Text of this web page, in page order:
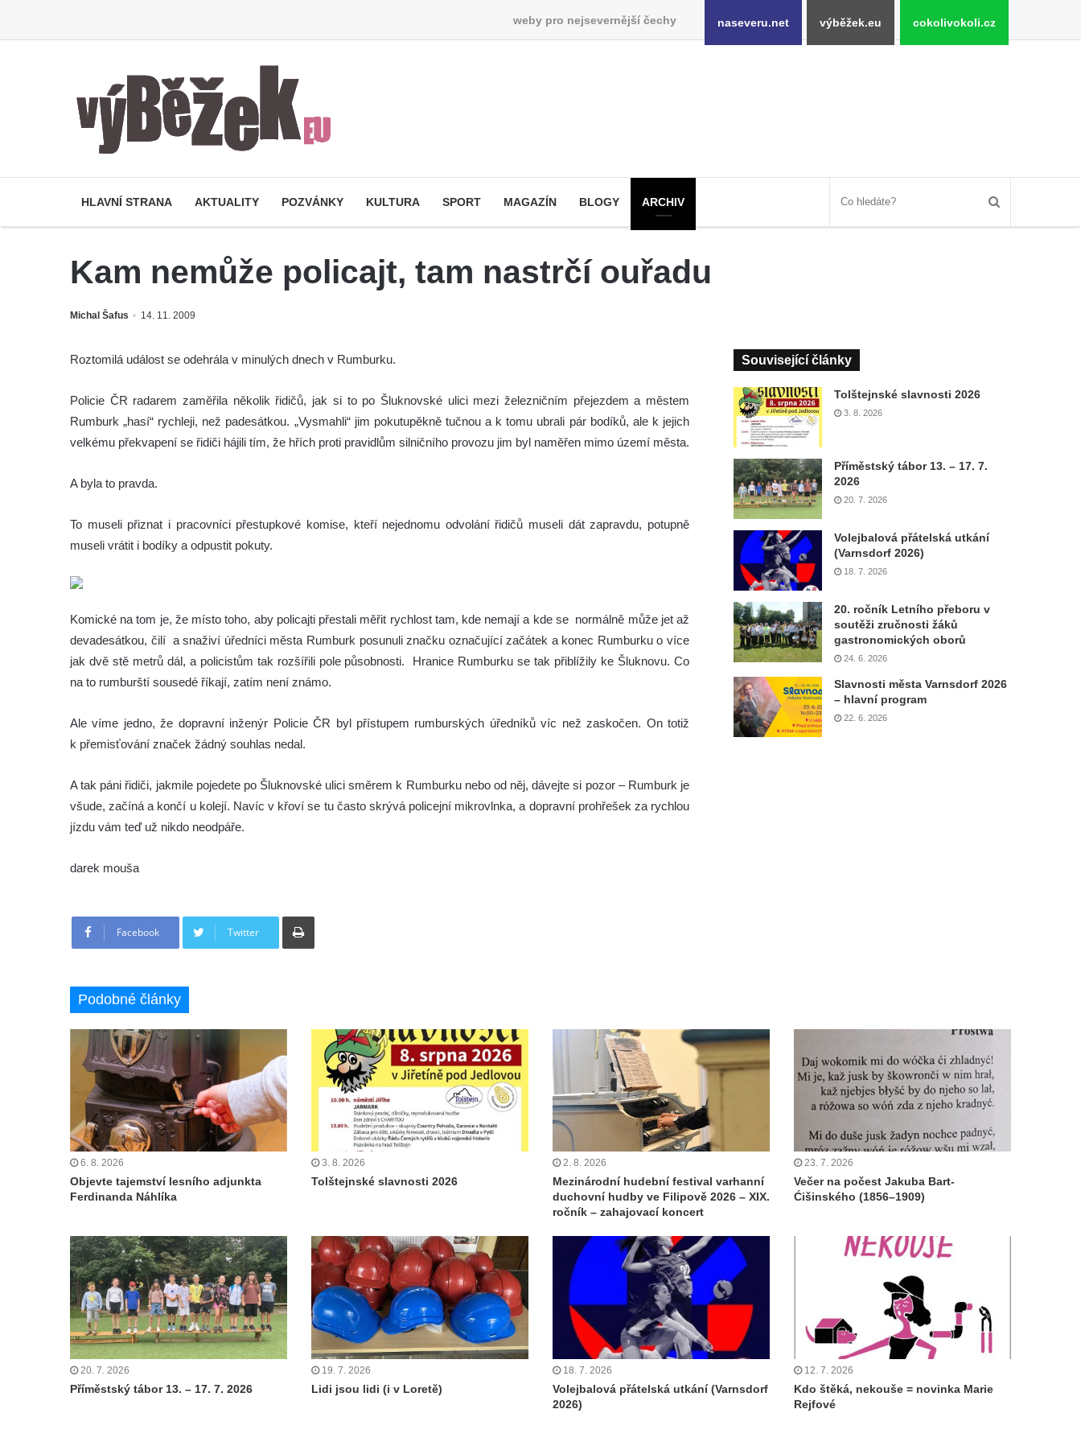
weby pro nejsevernější čechy naseveru.net výběžek.eu cokolivokoli.cz
HLAVNÍ STRANA AKTUALITY POZVÁNKY KULTURA SPORT MAGAZÍN BLOGY ARCHIV
Kam nemůže policajt, tam nastrčí ouřadu
Michal Šafus 14. 11. 2009
Roztomilá událost se odehrála v minulých dnech v Rumburku.
Policie ČR radarem zaměřila několik řidičů, jak si to po Šluknovské ulici mezi železničním přejezdem a městem
Rumburk „hasí“ rychleji, než padesátkou. „Vysmahli“ jim pokutupěkně tučnou a k tomu ubrali pár bodíků, ale k jejich
velkému překvapení se řidiči hájili tím, že hřích proti pravidlům silničního provozu jim byl naměřen mimo území města.
A byla to pravda.
To museli přiznat i pracovníci přestupkové komise, kteří nejednomu odvolání řidičů museli dát zapravdu, potupně
museli vrátit i bodíky a odpustit pokuty.
Komické na tom je, že místo toho, aby policajti přestali měřit rychlost tam, kde nemají a kde se normálně může jet až
devadesátkou, čilí a snaživí úředníci města Rumburk posunuli značku označující začátek a konec Rumburku o více
jak dvě stě metrů dál, a policistům tak rozšířili pole působnosti. Hranice Rumburku se tak přiblížily ke Šluknovu. Co
na to rumburští sousedé říkají, zatím není známo.
Ale víme jedno, že dopravní inženýr Policie ČR byl přístupem rumburských úředníků víc než zaskočen. On totiž
k přemisťování značek žádný souhlas nedal.
A tak páni řidiči, jakmile pojedete po Šluknovské ulici směrem k Rumburku nebo od něj, dávejte si pozor – Rumburk je
všude, začíná a končí u kolejí. Navíc v křoví se tu často skrývá policejní mikrovlnka, a dopravní prohřešek za rychlou
jízdu vám teď už nikdo neodpáře.
darek mouša
Facebook Twitter
Tisknout
Související články
Tolštejnské slavnosti 2026
3. 8. 2026
Příměstský tábor 13. – 17. 7.
2026
20. 7. 2026
Volejbalová přátelská utkání
(Varnsdorf 2026)
18. 7. 2026
20. ročník Letního přeboru v
soutěži zručnosti žáků
gastronomických oborů
24. 6. 2026
Slavnosti města Varnsdorf 2026
– hlavní program
22. 6. 2026
Podobné články
6. 8. 2026
Objevte tajemství lesního adjunkta
Ferdinanda Náhlíka
3. 8. 2026
Tolštejnské slavnosti 2026
2. 8. 2026
Mezinárodní hudební festival varhanní
duchovní hudby ve Filipově 2026 – XIX.
ročník – zahajovací koncert
23. 7. 2026
Večer na počest Jakuba Bart-
Ćišinského (1856–1909)
20. 7. 2026
Příměstský tábor 13. – 17. 7. 2026
19. 7. 2026
Lidi jsou lidi (i v Loretě)
18. 7. 2026
Volejbalová přátelská utkání (Varnsdorf
2026)
12. 7. 2026
Kdo štěká, nekouše = novinka Marie
Rejfové